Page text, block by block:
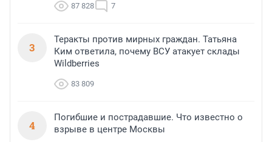
87 828 7
3
Теракты против мирных граждан. Татьяна
Ким ответила, почему ВСУ атакует склады
Wildberries
83 809
4
Погибшие и пострадавшие. Что известно о
взрыве в центре Москвы